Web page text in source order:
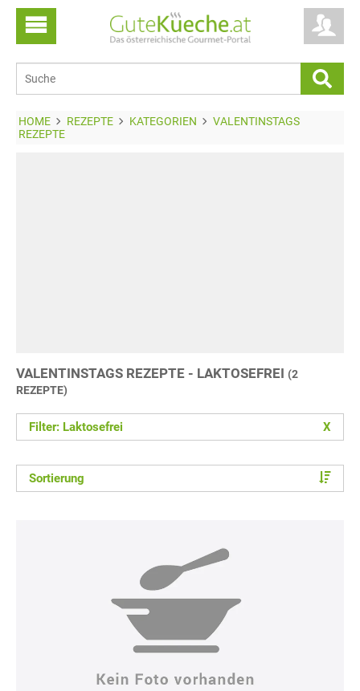
HOME REZEPTE KATEGORIEN
VALENTINSTAGS
REZEPTE
VALENTINSTAGS REZEPTE - LAKTOSEFREI (2
REZEPTE)
Filter: Laktosefrei X
Sortierung